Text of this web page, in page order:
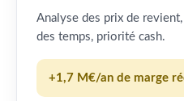
Analyse des prix de
des temps, priorité cash.
+1,7 M€/an de marge